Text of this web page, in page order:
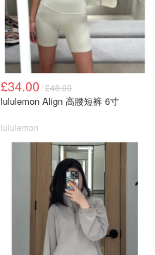
£34.00 £48.00
lululemon Align 高腰短裤 6寸
lululemon